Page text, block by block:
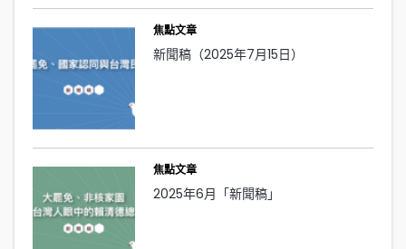
焦點文章
新聞稿（2025年7月15日）
焦點文章
2025年6月「新聞稿」